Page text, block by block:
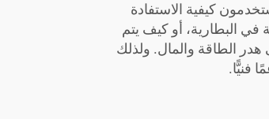
كيفية الاستفادة
البطارية، أو كيف يتم
هدر الطاقة والمال. ولذلك